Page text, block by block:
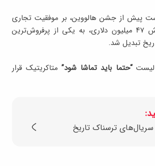
پیش از جشن هالووین، بر موفقیت تجاری
آن افزود و با فروش ۴۷ میلیون دلاری، به یکی از پرفروش‌ترین
تبدیل شد.
لیست“حتما باید تماشا شود”متاکریتیک قرار
ترسناک تاریخ